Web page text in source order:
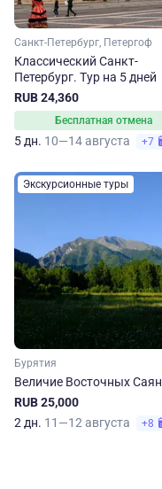
Санкт-Петербург, Петергоф
Классический Санкт-
Петербург. Тур на 5 дней
RUB 24,360
Бесплатная отмена
5 дн. 10—14 августа +7
Экскурсионные туры
Бурятия
Величие Восточных Саян
RUB 25,000
2 дн. 11—12 августа +8